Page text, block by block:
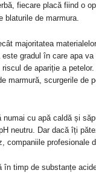
fiecare placă fiind o
blaturile de marmura.
majoritatea
gradul în care apa
de apariție a
marmură, scurgerile
cu apă caldă și
neutru. Dar dacă îți
companiile
timp de substanțe